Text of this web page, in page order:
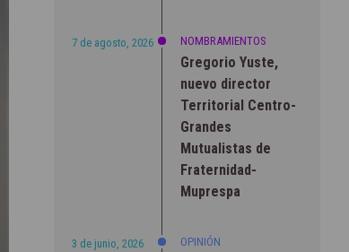
7 de agosto, 2026 NOMBRAMIENTOS
Gregorio Yuste,
nuevo director
Territorial Centro-
Grandes
Mutualistas de
Fraternidad-
Muprespa
3 de junio, 2026 OPINIÓN